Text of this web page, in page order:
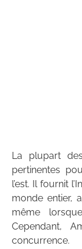
La plupart
pertinentes
l’est. Il fournit
monde entier,
même
Cependant,
concurrence.